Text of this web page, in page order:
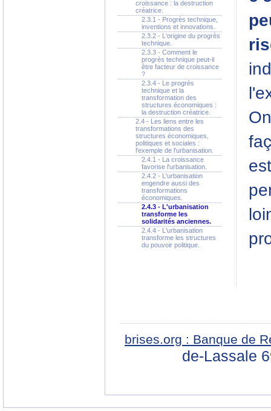
croissance : la destruction
créatrice.
2.3.1 - Progrès technique,
inventions et innovations.
2.3.2 - L'origine du progrès
technique.
2.3.3 - Comment le
progrès technique peut-il
être facteur de croissance
?
2.3.4 - Le progrès
technique et la
transformation des
structures économiques :
la destruction créatrice.
2.4 - Les liens entre les
transformations des
structures économiques,
politiques et sociales :
l'exemple de l'urbanisation.
2.4.1 - La croissance
favorise l'urbanisation.
2.4.2 - L'urbanisation
engendre aussi des
transformations
économiques.
2.4.3 - L'urbanisation
transforme les
solidarités anciennes.
2.4.4 - L'urbanisation
transforme les structures
du pouvoir politique.
brises.org : Banque de
de-Lassale